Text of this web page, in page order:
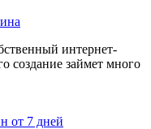
интернет-
создание займет много
от 7 дней